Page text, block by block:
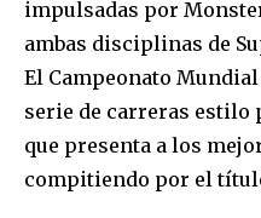
impulsadas por
ambas disciplinas de
El Campeonato
serie de carreras estilo
que presenta a los
compitiendo por el